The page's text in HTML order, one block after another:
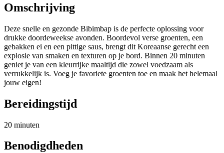
Omschrijving
Deze snelle en gezonde Bibimbap is de perfecte oplossing voor
drukke doordeweekse avonden. Boordevol verse groenten, een
gebakken ei en een pittige saus, brengt dit Koreaanse gerecht een
explosie van smaken en texturen op je bord. Binnen 20 minuten
geniet je van een kleurrijke maaltijd die zowel voedzaam als
verrukkelijk is. Voeg je favoriete groenten toe en maak het helemaal
jouw eigen!
Bereidingstijd
20 minuten
Benodigdheden